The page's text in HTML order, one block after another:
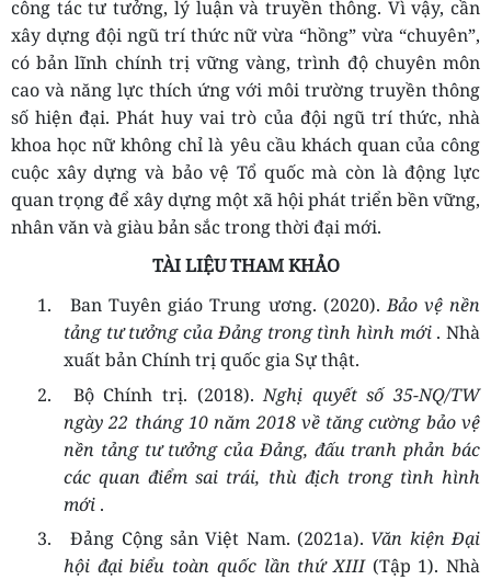
công tác tư tưởng, lý luận và truyền thông. Vì vậy, cần
xây dựng đội ngũ trí thức nữ vừa “hồng” vừa “chuyên”,
có bản lĩnh chính trị vững vàng, trình độ chuyên môn
cao và năng lực thích ứng với môi trường truyền thông
số hiện đại. Phát huy vai trò của đội ngũ trí thức, nhà
khoa học nữ không chỉ là yêu cầu khách quan của công
cuộc xây dựng và bảo vệ Tổ quốc mà còn là động lực
quan trọng để xây dựng một xã hội phát triển bền vững,
nhân văn và giàu bản sắc trong thời đại mới.
TÀI LIỆU THAM KHẢO
1.
Ban Tuyên giáo Trung ương. (2020).Bảo vệ nền
tảng tư tưởng của Đảng trong tình hình mới . Nhà
xuất bản Chính trị quốc gia Sự thật.
2.
Bộ Chính trị. (2018).Nghị quyết số 35-NQ/TW
ngày 22 tháng 10 năm 2018 về tăng cường bảo vệ
nền tảng tư tưởng của Đảng, đấu tranh phản bác
các quan điểm sai trái, thù địch trong tình hình
mới .
3.
Đảng Cộng sản Việt Nam. (2021a). Văn kiện Đại
hội đại biểu toàn quốc lần thứ XIII (Tập 1). Nhà